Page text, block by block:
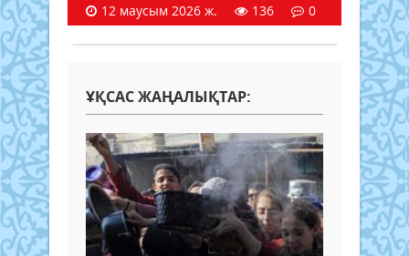
12 маусым 2026 ж.
136 0
ҰҚСАС ЖАҢАЛЫҚТАР: